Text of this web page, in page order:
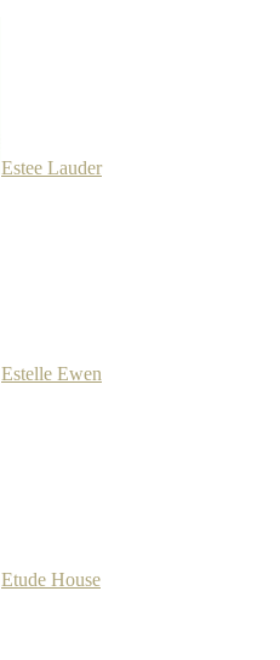
Estee Lauder
Estelle Ewen
Etude House